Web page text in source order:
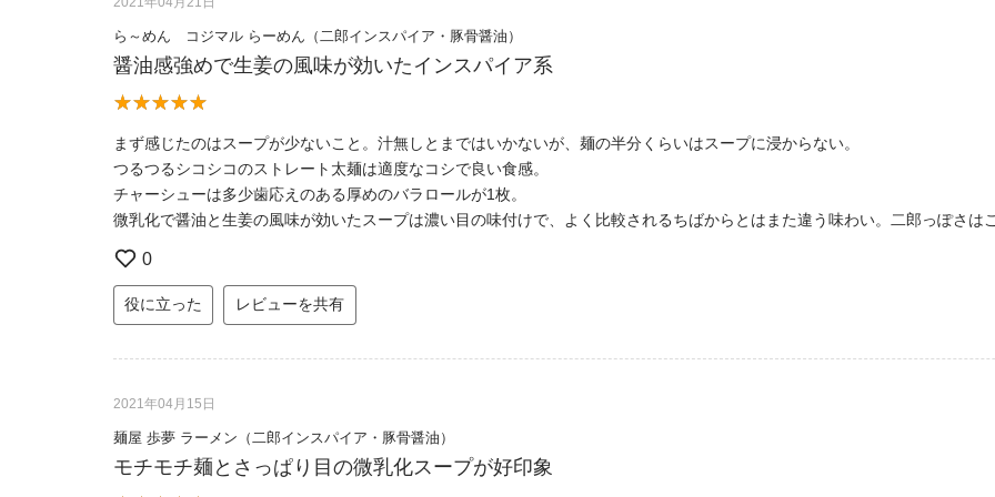
ら～めん コジマル らーめん（二郎インスパイア・豚骨醤油）
醤油感強めで生姜の風味が効いたインスパイア系
まず感じたのはスープが少ないこと。汁無しとまではいかないが、麺の半分くらいはスープに浸からない。
つるつるシコシコのストレート太麺は適度なコシで良い食感。
チャーシューは多少歯応えのある厚めのバラロールが1枚。
微乳化で醤油と生姜の風味が効いたスープは濃い目の味付けで、よく比較されるちばからとはまた違う味わい。二郎っぽさは
0
役に立った レビューを共有
2021年04月15日
麺屋 歩夢 ラーメン（二郎インスパイア・豚骨醤油）
モチモチ麺とさっぱり目の微乳化スープが好印象